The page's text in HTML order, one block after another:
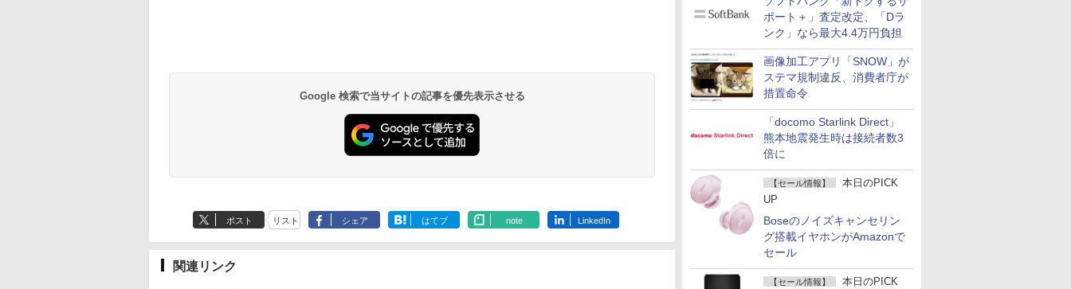
ポート＋」査定改定、「Dラ
ンク」なら最大4.4万円負担
画像加工アプリ「SNOW」が
ステマ規制違反、消費者庁が
措置命令
「docomo Starlink Direct」
熊本地震発生時は接続者数3
倍に
【セール情報】
本日のPICK
UP
Boseのノイズキャンセリン
グ搭載イヤホンがAmazonで
セール
【セール情報】
本日のPICK
Google 検索で当サイトの記事を優先表示させる
ポスト リスト シェア はてブ note LinkedIn
関連リンク